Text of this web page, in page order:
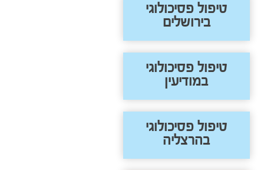
טיפול פסיכולוגי
בירושלים
טיפול פסיכולוגי
במודיעין
טיפול פסיכולוגי
בהרצליה